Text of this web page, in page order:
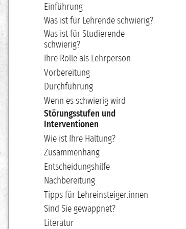
Einführung
Was ist für Lehrende schwierig?
Was ist für Studierende
schwierig?
Ihre Rolle als Lehrperson
Vorbereitung
Durchführung
Wenn es schwierig wird
Störungsstufen und
Interventionen
Wie ist Ihre Haltung?
Zusammenhang
Entscheidungshilfe
Nachbereitung
Tipps für Lehreinsteiger:innen
Sind Sie gewappnet?
Literatur